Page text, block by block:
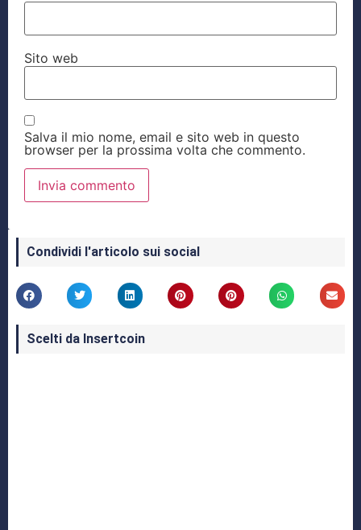
Sito web
Salva il mio nome, email e sito web in questo
browser per la prossima volta che commento.
Condividi l'articolo sui social
Scelti da Insertcoin